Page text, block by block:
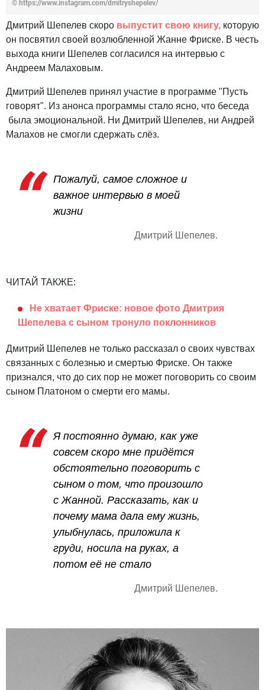
© https://www.instagram.com/dmitryshepelev/
Дмитрий Шепелев скоро выпустит свою книгу, которую
он посвятил своей возлюбленной Жанне Фриске. В честь
выхода книги Шепелев согласился на интервью с
Андреем Малаховым.
Дмитрий Шепелев принял участие в программе "Пусть
говорят". Из анонса программы стало ясно, что беседа
была эмоциональной. Ни Дмитрий Шепелев, ни Андрей
Малахов не смогли сдержать слёз.
Пожалуй, самое сложное и
важное интервью в моей
жизни
Дмитрий Шепелев.
ЧИТАЙ ТАКЖЕ:
Не хватает Фриске: новое фото Дмитрия
Шепелева с сыном тронуло поклонников
Дмитрий Шепелев не только рассказал о своих чувствах
связанных с болезнью и смертью Фриске. Он также
признался, что до сих пор не может поговорить со своим
сыном Платоном о смерти его мамы.
Я постоянно думаю, как уже
совсем скоро мне придётся
обстоятельно поговорить с
сыном о том, что произошло
с Жанной. Рассказать, как и
почему мама дала ему жизнь,
улыбнулась, приложила к
груди, носила на руках, а
потом её не стало
Дмитрий Шепелев.